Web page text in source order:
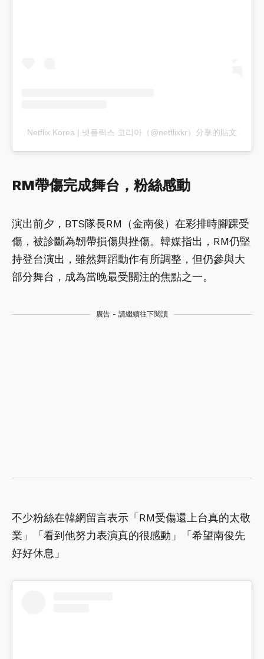
Netflix Korea | 넷플릭스 코리아（@netflixkr）分享的貼文
RM帶傷完成舞台，粉絲感動
演出前夕，BTS隊長RM（金南俊）在彩排時腳踝受
傷，被診斷為韌帶損傷與挫傷。韓媒指出，RM仍堅
持登台演出，雖然舞蹈動作有所調整，但仍參與大
部分舞台，成為當晚最受關注的焦點之一。
廣告 - 請繼續往下閱讀
不少粉絲在韓網留言表示「RM受傷還上台真的太敬
業」「看到他努力表演真的很感動」「希望南俊先
好好休息」